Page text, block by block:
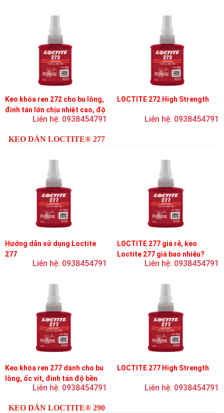
Keo khóa ren 272 cho bu lông,
đinh tán lớn chịu nhiệt cao, độ
bền cao, độ nhớt trung bình
Liên hệ: 0938454791
LOCTITE 272 High Strength
Liên hệ: 0938454791
KEO DÁN LOCTITE® 277
Hướng dẫn sử dụng Loctite
277
Liên hệ: 0938454791
LOCTITE 277 giá rẻ, keo
Loctite 277 giá bao nhiêu?
Liên hệ: 0938454791
Keo khóa ren 277 dành cho bu
lông, ốc vít, đinh tán độ bền
cao, độ nhớt cao
Liên hệ: 0938454791
LOCTITE 277 High Strength
Liên hệ: 0938454791
KEO DÁN LOCTITE® 290